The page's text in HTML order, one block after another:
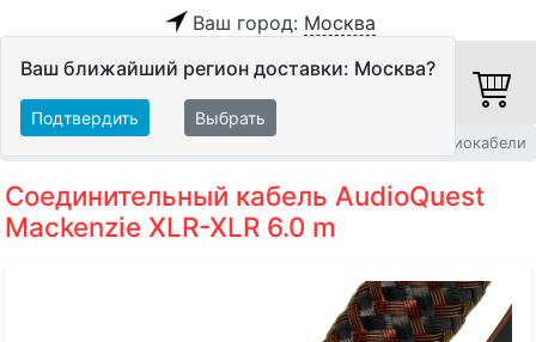
Ваш город: Москва
Ваш ближайший регион доставки: Москва?
Подтвердить Выбрать
Балансные аудиокабели
Соединительный кабель AudioQuest
Mackenzie XLR-XLR 6.0 m